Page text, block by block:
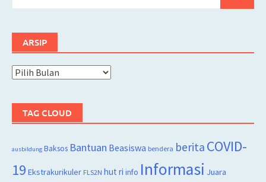
ARSIP
Arsip
TAG CLOUD
ausbildung Baksos Bantuan Beasiswa bendera berita COVID-
19 Ekstrakurikuler FLS2N hut ri info Informasi Juara